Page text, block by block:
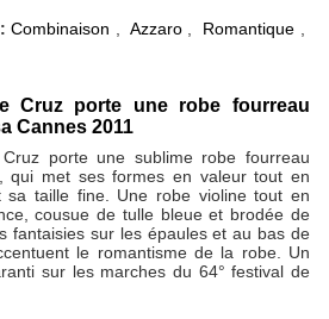
Combinaison , Azzaro, Romantique ,
Cruz porte une robe fourreau
Cannes 2011
Cruz porte une sublime robe fourreau
qui met ses formes en valeur tout en
sa taille fine. Une robe violine tout en
cousue de tulle bleue et brodée de
fantaisies sur les épaules et au bas de
le romantisme de la robe. Un
sur les marches du 64° festival de